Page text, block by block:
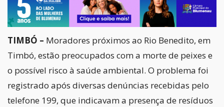
TIMBÓ – Moradores próximos ao Rio Benedito, em
Timbó, estão preocupados com a morte de peixes e
o possível risco à saúde ambiental. O problema foi
registrado após diversas denúncias recebidas pelo
telefone 199, que indicavam a presença de resíduos